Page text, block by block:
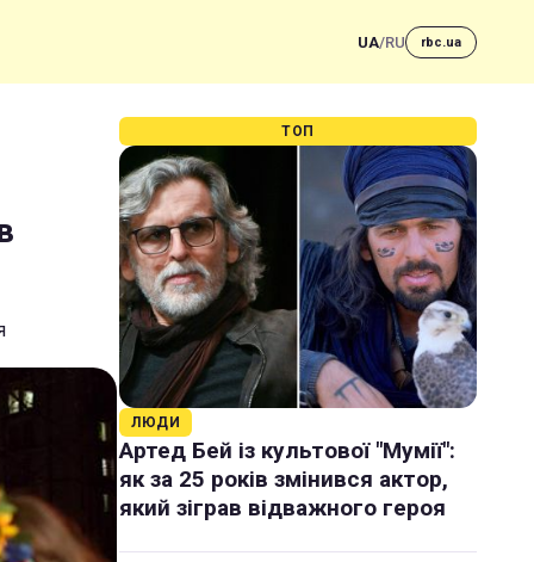
UA/RU rbc.ua
ТОП
ЛЮДИ
Артед Бей із культової "Мумії":
як за 25 років змінився актор,
який зіграв відважного героя